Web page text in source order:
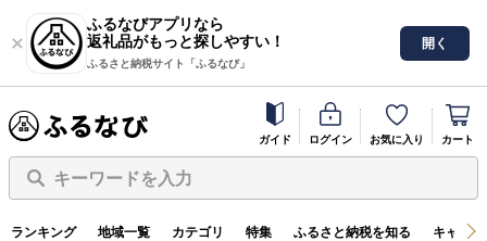
ふるなびアプリなら
返礼品がもっと探しやすい！
ふるさと納税サイト「ふるなび」
開く
ガイド ログイン お気に入り カート
キーワードを入力
ランキング 地域一覧 カテゴリ 特集 ふるさと納税を知る キャン